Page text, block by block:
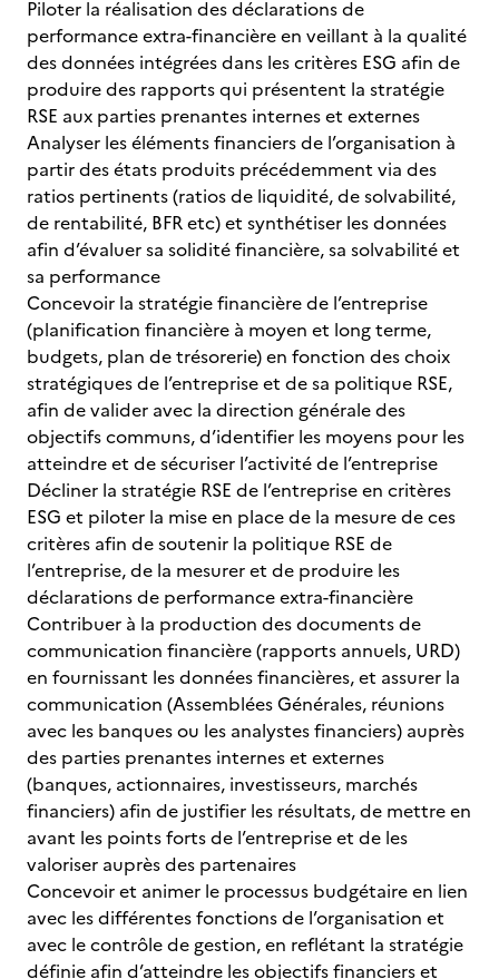
Piloter la réalisation des déclarations de
performance extra-financière en veillant à la qualité
des données intégrées dans les critères ESG afin de
produire des rapports qui présentent la stratégie
RSE aux parties prenantes internes et externes
Analyser les éléments financiers de l’organisation à
partir des états produits précédemment via des
ratios pertinents (ratios de liquidité, de solvabilité,
de rentabilité, BFR etc) et synthétiser les données
afin d’évaluer sa solidité financière, sa solvabilité et
sa performance
Concevoir la stratégie financière de l’entreprise
(planification financière à moyen et long terme,
budgets, plan de trésorerie) en fonction des choix
stratégiques de l’entreprise et de sa politique RSE,
afin de valider avec la direction générale des
objectifs communs, d’identifier les moyens pour les
atteindre et de sécuriser l’activité de l’entreprise
Décliner la stratégie RSE de l’entreprise en critères
ESG et piloter la mise en place de la mesure de ces
critères afin de soutenir la politique RSE de
l’entreprise, de la mesurer et de produire les
déclarations de performance extra-financière
Contribuer à la production des documents de
communication financière (rapports annuels, URD)
en fournissant les données financières, et assurer la
communication (Assemblées Générales, réunions
avec les banques ou les analystes financiers) auprès
des parties prenantes internes et externes
(banques, actionnaires, investisseurs, marchés
financiers) afin de justifier les résultats, de mettre en
avant les points forts de l’entreprise et de les
valoriser auprès des partenaires
Concevoir et animer le processus budgétaire en lien
avec les différentes fonctions de l’organisation et
avec le contrôle de gestion, en reflétant la stratégie
définie afin d’atteindre les objectifs financiers et